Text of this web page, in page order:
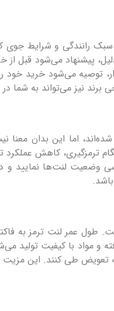
سبک رانندگی و شرایط
پیشنهاد می‌شود قبل از
می‌شود خرید خود
نیز می‌تواند به شما در
اما این بدان
ترمزگیری، کاهش
وضعیت لنت‌ها نمایید و
عمر لنت ترمز به
و مواد با کیفیت
به تعویض طی کنند. این